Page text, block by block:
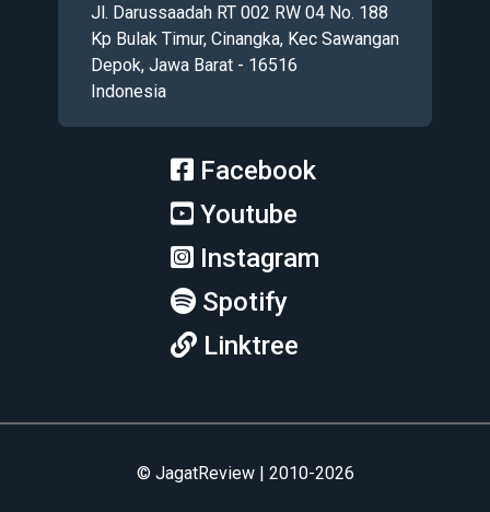
Jl. Darussaadah RT 002 RW 04 No. 188
Kp Bulak Timur, Cinangka, Kec Sawangan
Depok, Jawa Barat - 16516
Indonesia
Facebook
Youtube
Instagram
Spotify
Linktree
© JagatReview | 2010-2026